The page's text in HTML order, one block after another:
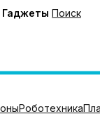
Гаджеты Поиск
Роботехника